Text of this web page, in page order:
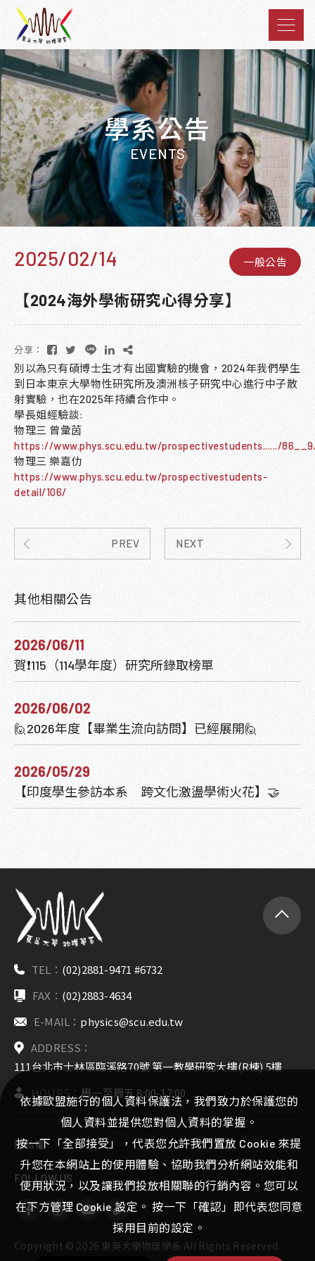
學系公告
EVENTS
2025/02/14 一般公告
【2024海外學術研究心得分享】
分享：
別以為只有碩博士生才有出國實驗的機會，2024年我們學生
到日本東京大學物性研究所及澳洲核子研究中心進行中子散
射實驗，也在2025年持續合作中。
學長姐經驗談:
物理三 曾彙茵
https://www.phys.scu.edu.tw/prospectivestudents....../
物理三 樂嘉仂
https://www.phys.scu.edu.tw/prospectivestudents-
detail/106/
PREV NEXT
其他相關公告
2026/06/11
賀❗115（114學年度）研究所錄取榜單
2026/06/02
🙋2026年度【畢業生流向訪問】已經展開🙋‍
2026/05/29
【印度學生參訪本系 跨文化激盪學術火花】🤝
TEL： (02)2881-9471 #6732
FAX： (02)2883-4634
E-MAIL： physics@scu.edu.tw
ADDRESS：
111台北市士林區臨溪路70號 第一教學研究大樓(R棟) 5樓
HOURS：周一至周五 8:00-17:00
隱私權
Copyright © 2026 東吳大學物理學系 All Rights Reserved.
FOLLOW US
依據歐盟施行的個人資料保護法，我們致力於保護您的
個人資料並提供您對個人資料的掌握。
按一下「全部接受」，代表您允許我們置放 Cookie 來提
升您在本網站上的使用體驗、協助我們分析網站效能和
使用狀況，以及讓我們投放相關聯的行銷內容。您可以
在下方管理 Cookie 設定。 按一下「確認」即代表您同意
採用目前的設定。